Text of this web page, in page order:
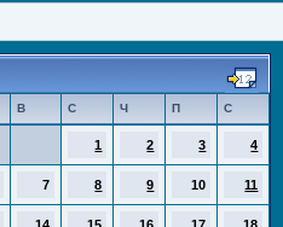
В С Ч П С
1 2 3 4
7 8 9 10 11